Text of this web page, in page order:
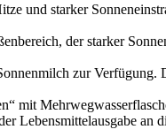
und starker
der starker
zur
mit
Lebensmittelausgabe an